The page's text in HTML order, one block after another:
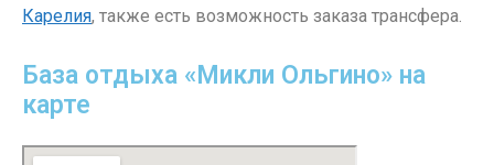
Карелия, также есть возможность заказа трансфера.
База отдыха «Микли Ольгино» на
карте